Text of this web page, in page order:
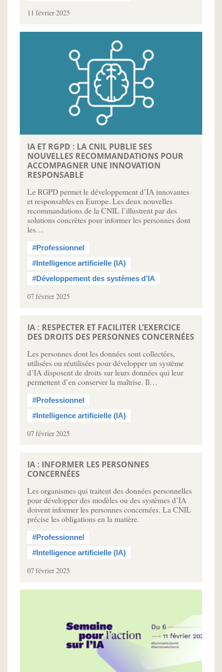
11 février 2025
IA ET RGPD : LA CNIL PUBLIE SES
NOUVELLES RECOMMANDATIONS POUR
ACCOMPAGNER UNE INNOVATION
RESPONSABLE
Le RGPD permet le développement d’IA innovantes
et responsables en Europe. Les deux nouvelles
recommandations de la CNIL l’illustrent par des
solutions concrètes pour informer les personnes dont
les…
#Professionnel
#Intelligence artificielle (IA)
#Développement des systèmes d’IA
07 février 2025
IA : RESPECTER ET FACILITER L’EXERCICE
DES DROITS DES PERSONNES CONCERNÉES
Les personnes dont les données sont collectées,
utilisées ou réutilisées pour développer un système
d’IA disposent de droits sur leurs données qui leur
permettent d’en conserver la maîtrise. Il…
#Professionnel
#Intelligence artificielle (IA)
07 février 2025
IA : INFORMER LES PERSONNES
CONCERNÉES
Les organismes qui traitent des données personnelles
pour développer des modèles ou des systèmes d’IA
doivent informer les personnes concernées. La CNIL
précise les obligations en la matière.
#Professionnel
#Intelligence artificielle (IA)
07 février 2025